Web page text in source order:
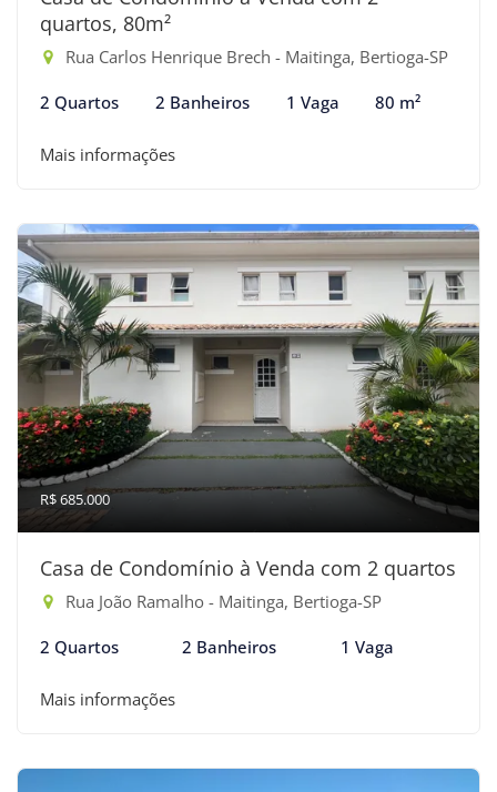
quartos, 80m²
Rua Carlos Henrique Brech - Maitinga, Bertioga-SP
2 Quartos 2 Banheiros 1 Vaga 80 m²
Mais informações
R$ 685.000
Casa de Condomínio à Venda com 2 quartos
Rua João Ramalho - Maitinga, Bertioga-SP
2 Quartos 2 Banheiros 1 Vaga
Mais informações